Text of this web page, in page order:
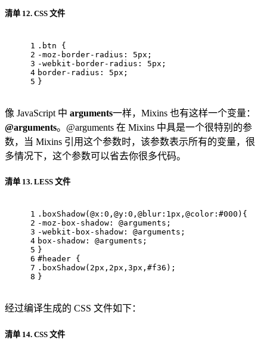
清单 12. CSS 文件
1
2
3
4
5
.btn {
-moz-border-radius : 5px ;
-webkit-border-radius : 5px ;
border-radius : 5px ;
}
像 JavaScript 中 arguments一样，Mixins 也有这样一个变量：
@arguments。@arguments 在 Mixins 中具是一个很特别的参
数，当 Mixins 引用这个参数时，该参数表示所有的变量，很
多情况下，这个参数可以省去你很多代码。
清单 13. LESS 文件
1
2
3
4
5
6
7
8
.boxShadow( @x : 0 , @y : 0 , @blur : 1px , @color : #000 ){
-moz-box-shadow : @arguments ;
-webkit-box-shadow : @arguments ;
box-shadow : @arguments ;
}
#header {
.boxShadow( 2px , 2px , 3px , #f36 );
}
经过编译生成的 CSS 文件如下：
清单 14. CSS 文件